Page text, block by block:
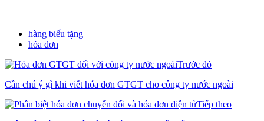
hàng biếu tặng
hóa đơn
Trước đó
Cần chú ý gì khi viết hóa đơn GTGT cho công ty nước ngoài
Tiếp theo